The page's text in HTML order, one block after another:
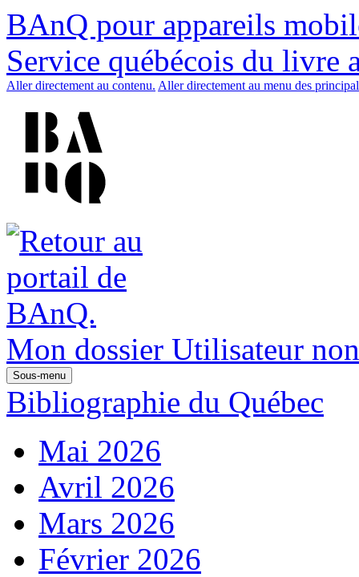
BAnQ pour appareils
Service québécois du livre
Aller directement au contenu. Aller directement au menu des
Mon dossier Utilisateur
Sous-menu
Bibliographie du Québec
Mai 2026
Avril 2026
Mars 2026
Février 2026